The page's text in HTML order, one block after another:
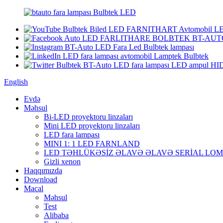
English
Evdə
Məhsul
Bi-LED proyektoru linzaları
Mini LED proyektoru linzaları
LED fara lampası
MINI 1: 1 LED FARNLAND
LED TƏHLÜKƏSİZ ƏLAVƏ ƏLAVƏ SERİAL
Gizli xenon
Haqqımızda
Download
Macal
Məhsul
Test
Alibaba